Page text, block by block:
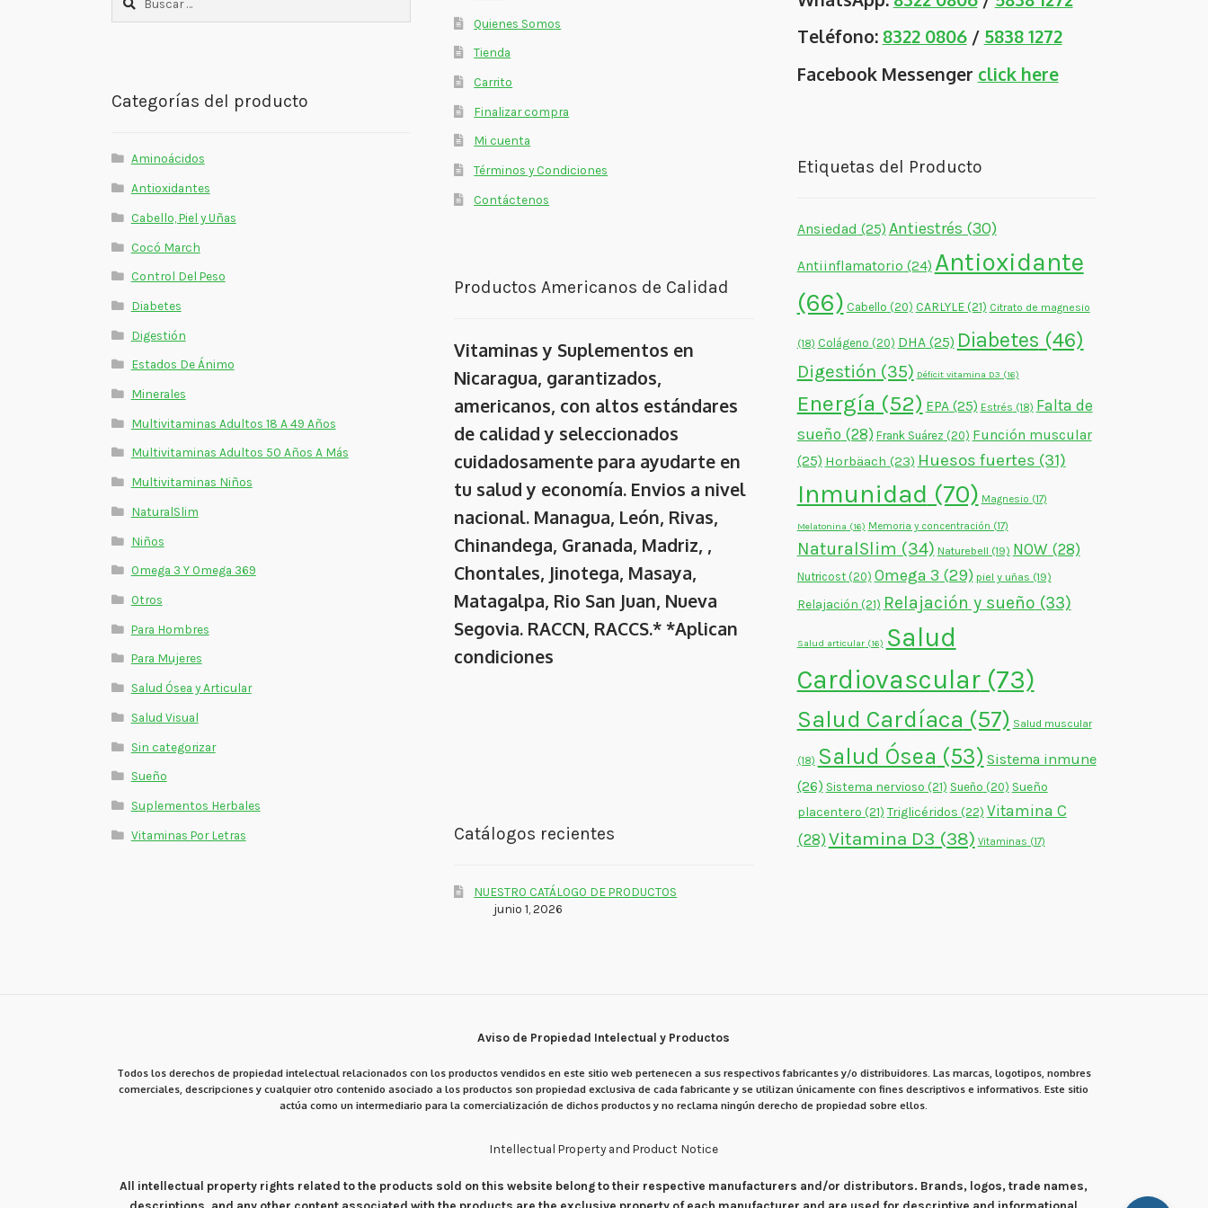
Categorías del producto
Aminoácidos
Antioxidantes
Cabello, Piel y Uñas
Cocó March
Control Del Peso
Diabetes
Digestión
Estados De Ánimo
Minerales
Multivitaminas Adultos 18 A 49 Años
Multivitaminas Adultos 50 Años A Más
Multivitaminas Niños
NaturalSlim
Niños
Omega 3 Y Omega 369
Otros
Para Hombres
Para Mujeres
Salud Ósea y Articular
Salud Visual
Sin categorizar
Sueño
Suplementos Herbales
Vitaminas Por Letras
Quienes Somos
Tienda
Carrito
Finalizar compra
Mi cuenta
Términos y Condiciones
Contáctenos
Productos Americanos de Calidad
Vitaminas y Suplementos en
Nicaragua, garantizados,
americanos, con altos estándares
de calidad y seleccionados
cuidadosamente para ayudarte en
tu salud y economía. Envios a nivel
nacional. Managua, León, Rivas,
Chinandega, Granada, Madriz, ,
Chontales, Jinotega, Masaya,
Matagalpa, Rio San Juan, Nueva
Segovia. RACCN, RACCS.* *Aplican
condiciones
Catálogos recientes
NUESTRO CATÁLOGO DE PRODUCTOS
junio 1, 2026
Teléfono: 8322 0806/ 5838 1272
Facebook Messenger click here
Etiquetas del Producto
Ansiedad (25) Antiestrés (30)
Antiinflamatorio (24) Antioxidante
(66) Cabello (20) CARLYLE(21) Citrato de magnesio
(18) Colágeno (20) DHA(25) Diabetes (46)
Digestión (35) Déficit vitamina D3 (16)
Energía (52) EPA(25) Estrés (18) Falta de
sueño (28) Frank Suárez (20) Función muscular
(25) Horbäach (23) Huesos fuertes (31)
Inmunidad (70) Magnesio (17)
Melatonina (16) Memoria y concentración (17)
NaturalSlim (34) Naturebell (19) NOW (28)
Nutricost(20) Omega 3 (29) piel y uñas (19)
Relajación (21) Relajación y sueño (33)
Salud articular(16) Salud
Cardiovascular(73)
Salud Cardíaca (57) Salud muscular
(18) Salud Ósea (53) Sistema inmune
(26) Sistema nervioso (21) Sueño (20) Sueño
placentero (21) Triglicéridos (22) Vitamina C
(28) Vitamina D3 (38) Vitaminas (17)
Aviso de Propiedad Intelectual y Productos
Todos los derechos de propiedad intelectual relacionados con los productos vendidos en este sitio web pertenecen a sus respectivos fabricantes y/o distribuidores. Las marcas, logotipos, nombres
comerciales, descripciones y cualquier otro contenido asociado a los productos son propiedad exclusiva de cada fabricante y se utilizan únicamente con fines descriptivos e informativos. Este sitio
actúa como un intermediario para la comercialización de dichos productos y no reclama ningún derecho de propiedad sobre ellos.
Intellectual Property and Product Notice
All intellectual property rights related to the products sold on this website belong to their respective manufacturers and/or distributors. Brands, logos, trade names,